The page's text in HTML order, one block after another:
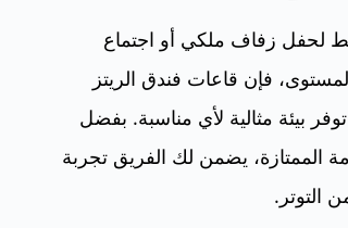
لحفل زفاف ملكي أو اجتماع
فإن قاعات فندق الريتز
بيئة مثالية لأي مناسبة. بفضل
الممتازة، يضمن لك الفريق تجربة
التوتر.